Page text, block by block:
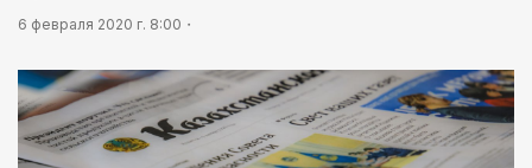
6 февраля 2020 г. 8:00